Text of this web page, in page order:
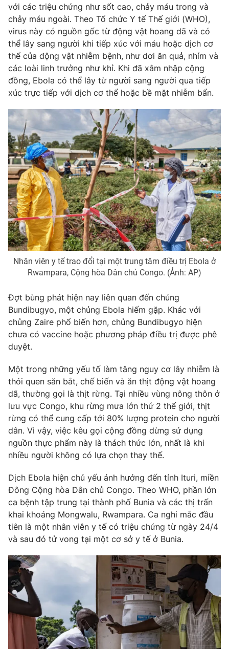
Video Shorts video
VTV Money VTV Thể thao
VTV Sức khoẻ Bất động sản
Thị trường 24h Tấm lòng Việt
VTV4 Vươn mình bằng AI
VTV9 VTV8
Liên hệ tòa soạn English
THỜI BÁO VTV
Cơ quan chủ quản: Đài Truyền hình Việt Nam
Cơ quan báo chí:Thời báo VTV
Giấy phép hoạt động báo in và báo điện tử số 483/GP-BTTTT
Tổng Biên tập:Vũ Thanh Thủy
Phó Tổng Biên tập:Nguyễn Thị Mỹ Hạnh, Phạm Quốc Thắng,
Nguyễn Trọng Ninh
Tổng đài VTV:024.38 355 931 - 024.38 355 932
Ðiện thoại Thời báo VTV:
024.66 897 897
Email:toasoan@vtv.vn
Liên hệ quảng cáo:024-7300.7108
® Cấm sao chép dưới mọi hình thức nếu không có sự chấp
thuận bằng văn bản. Ghi rõ nguồn VTV.vn khi phát hành lại
thông tin từ website này.
với các triệu chứng như sốt cao, chảy máu trong và
chảy máu ngoài. Theo Tổ chức Y tế Thế giới (WHO),
virus này có nguồn gốc từ động vật hoang dã và có
thể lây sang người khi tiếp xúc với máu hoặc dịch cơ
thể của động vật nhiễm bệnh, như dơi ăn quả, nhím và
các loài linh trưởng như khỉ. Khi đã xâm nhập cộng
đồng, Ebola có thể lây từ người sang người qua tiếp
xúc trực tiếp với dịch cơ thể hoặc bề mặt nhiễm bẩn.
Nhân viên y tế trao đổi tại một trung tâm điều trị Ebola ở
Rwampara, Cộng hòa Dân chủ Congo. (Ảnh: AP)
Đợt bùng phát hiện nay liên quan đến chủng
Bundibugyo, một chủng Ebola hiếm gặp. Khác với
chủng Zaire phổ biến hơn, chủng Bundibugyo hiện
chưa có vaccine hoặc phương pháp điều trị được phê
duyệt.
Một trong những yếu tố làm tăng nguy cơ lây nhiễm là
thói quen săn bắt, chế biến và ăn thịt động vật hoang
dã, thường gọi là thịt rừng. Tại nhiều vùng nông thôn ở
lưu vực Congo, khu rừng mưa lớn thứ 2 thế giới, thịt
rừng có thể cung cấp tới 80% lượng protein cho người
dân. Vì vậy, việc kêu gọi cộng đồng dừng sử dụng
nguồn thực phẩm này là thách thức lớn, nhất là khi
nhiều người không có lựa chọn thay thế.
Dịch Ebola hiện chủ yếu ảnh hưởng đến tỉnh Ituri, miền
Đông Cộng hòa Dân chủ Congo. Theo WHO, phần lớn
ca bệnh tập trung tại thành phố Bunia và các thị trấn
khai khoáng Mongwalu, Rwampara. Ca nghi mắc đầu
tiên là một nhân viên y tế có triệu chứng từ ngày 24/4
và sau đó tử vong tại một cơ sở y tế ở Bunia.